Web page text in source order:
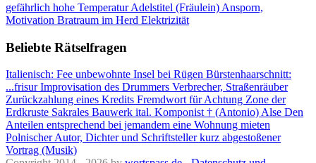
gefährlich hohe TemperaturAdelstitel (Fräulein) Ansporn,
Motivation Bratraum im Herd Elektrizität
Beliebte Rätselfragen
Italienisch: Fee unbewohnte Insel bei Rügen Bürstenhaarschnitt:
...frisurImprovisation des Drummers Verbrecher, Straßenräuber
Zurückzahlung eines Kredits Fremdwort für Achtung Zone der
Erdkruste Sakrales Bauwerk ital. Komponist † (Antonio) Alse Den
Anteilen entsprechend bei jemandem eine Wohnung mieten
Polnischer Autor, Dichter und Schriftstellerkurz abgestoßener
Vortrag (Musik)